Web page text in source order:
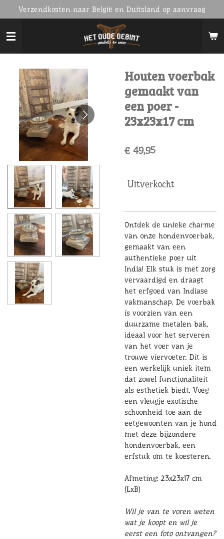
direct
naar
de
hoofdinhoud
Verzendkosten naar België en Duitsland op aanvraag
Houten voerbak
gemaakt van
een poer -
23x23x17 cm
€ 49,95
Uitverkocht
Ontdek de unieke charme
van onze hondenvoerbak,
gemaakt van een
authentieke poer uit
India! Elk stuk is met zorg
vervaardigd en draagt
het erfgoed van Indiase
vakmanschap. De voerbak
is voorzien van een
duurzame metalen bak,
ideaal voor het serveren
van het voer van je
trouwe viervoeter. Dit is
een werkelijk uniek item
dat zowel functionaliteit
als esthetiek biedt. Voeg
een vleugje exotische
schoonheid toe aan de
eetgewoonten van je hond
met deze bijzondere
hondenvoerbak, een
erfstuk om te koesteren.
Afmeting: 23x23x17 cm
(LxB)
Wil je van te voren weten
wat je koopt en wil je
eerst een foto ontvangen?